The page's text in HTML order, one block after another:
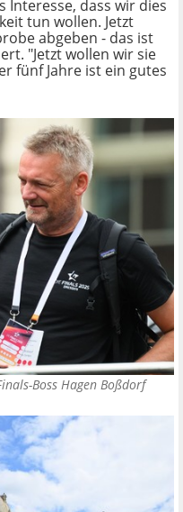
Interesse, dass wir dies
tun wollen. Jetzt
abgeben - das ist
"Jetzt wollen wir sie
fünf Jahre ist ein gutes
Boss Hagen Boßdorf